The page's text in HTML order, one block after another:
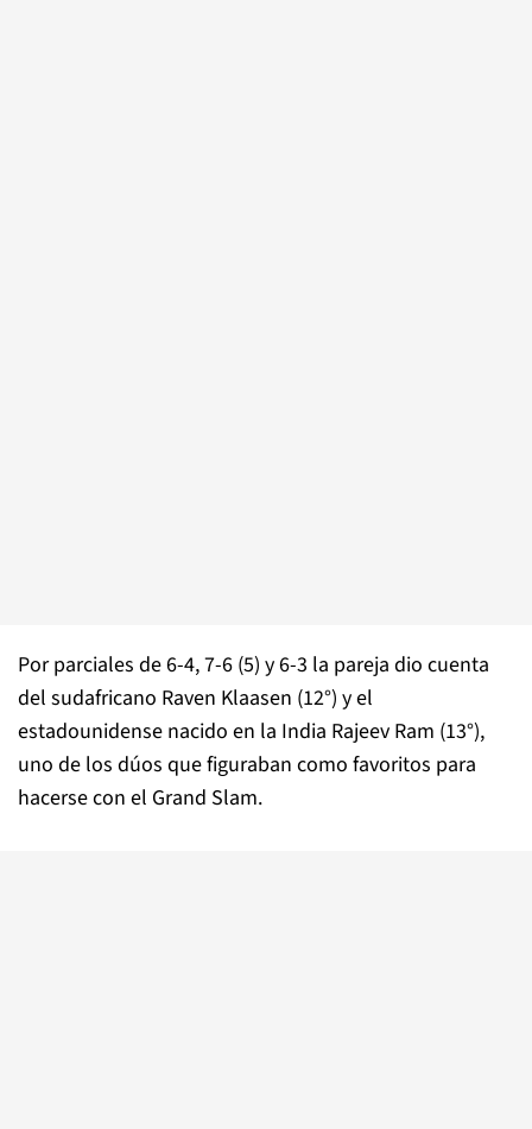
Por parciales de 6-4, 7-6 (5) y 6-3 la pareja dio cuenta
del sudafricano Raven Klaasen (12°) y el
estadounidense nacido en la India Rajeev Ram (13°),
uno de los dúos que figuraban como favoritos para
hacerse con el Grand Slam.